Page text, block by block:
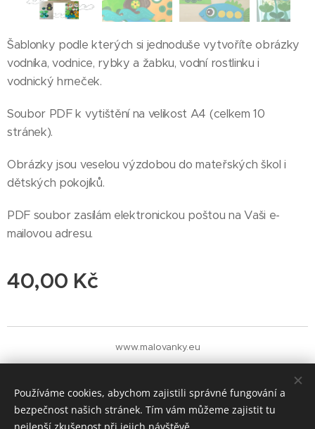
Šablonky podle kterých si jednoduše vytvoříte obrázky
vodníka, vodnice, rybky a žabku, vodní rostlinku i
vodnický hrneček.
Soubor PDF k vytištění na velikost A4 (celkem 10
stránek).
Obrázky jsou veselou výzdobou do mateřských škol i
dětských pokojíků.
PDF soubor zasílám elektronickou poštou na Vaši e-
mailovou adresu.
40,00 Kč
www.malovanky.eu
Cookies
Měna
CZK Kč
EUR €
Používáme cookies, abychom zajistili správné fungování a
bezpečnost našich stránek. Tím vám můžeme zajistit tu